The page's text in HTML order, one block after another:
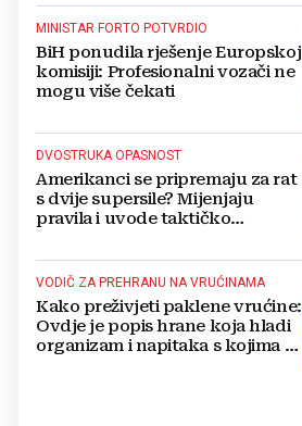
MINISTAR FORTO POTVRDIO
BiH ponudila rješenje Europskoj
komisiji: Profesionalni vozači ne
mogu više čekati
DVOSTRUKA OPASNOST
Amerikanci se pripremaju za rat
s dvije supersile? Mijenjaju
pravila i uvode taktičko
VODIČ ZA PREHRANU NA VRUĆINAMA
Kako preživjeti paklene vrućine:
Ovdje je popis hrane koja hladi
organizam i napitaka s kojima si